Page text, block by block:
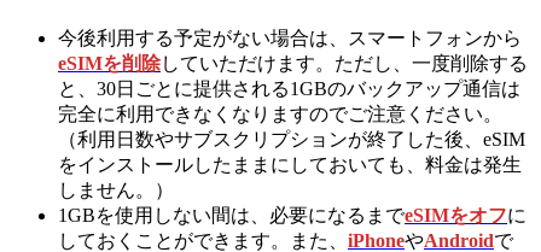
今後利用する予定がない場合は、スマートフォンから
eSIMを削除していただけます。ただし、一度削除する
と、30日ごとに提供される1GBのバックアップ通信は
完全に利用できなくなりますのでご注意ください。
（利用日数やサブスクリプションが終了した後、eSIM
をインストールしたままにしておいても、料金は発生
しません。）
1GBを使用しない間は、必要になるまでeSIMをオフに
しておくことができます。また、 iPhoneやAndroidで